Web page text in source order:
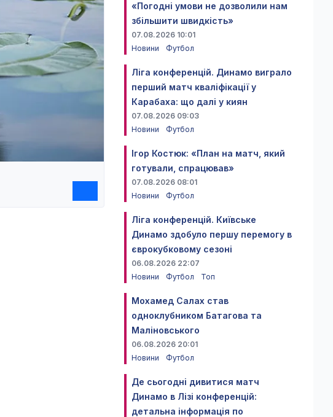
«Погодні умови не дозволили нам
збільшити швидкість»
07.08.2026 10:01
Новини
Футбол
Ліга конференцій. Динамо виграло
перший матч кваліфікації у
Карабаха: що далі у киян
07.08.2026 09:03
Новини
Футбол
Ігор Костюк: «План на матч, який
готували, спрацював»
07.08.2026 08:01
Новини
Футбол
Ліга конференцій. Київське
Динамо здобуло першу перемогу в
єврокубковому сезоні
06.08.2026 22:07
Новини
Футбол Топ
Мохамед Салах став
одноклубником Батагова та
Маліновського
06.08.2026 20:01
Новини
Футбол
Де сьогодні дивитися матч
Динамо в Лізі конференцій:
детальна інформація по